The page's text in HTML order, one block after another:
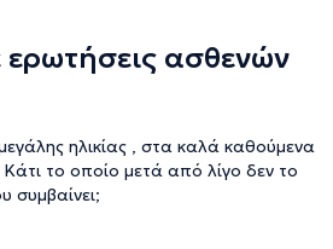
ερωτήσεις ασθενών
ηλικίας , στα καλά καθούμενα
Κάτι το οποίο μετά από λίγο δεν το
συμβαίνει;